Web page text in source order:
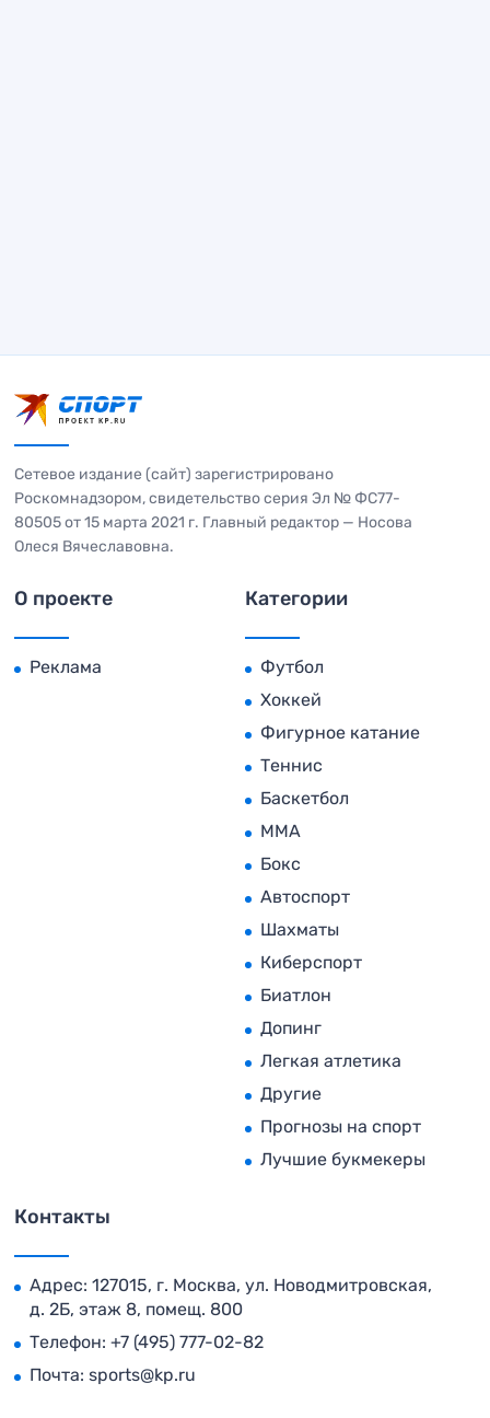
Сетевое издание (сайт) зарегистрировано
Роскомнадзором, свидетельство серия Эл № ФС77-
80505 от 15 марта 2021 г. Главный редактор — Носова
Олеся Вячеславовна.
О проекте
Реклама
Категории
Футбол
Хоккей
Фигурное катание
Теннис
Баскетбол
MMA
Бокс
Автоспорт
Шахматы
Киберспорт
Биатлон
Допинг
Легкая атлетика
Другие
Прогнозы на спорт
Лучшие букмекеры
Контакты
Адрес: 127015, г. Москва, ул. Новодмитровская,
д. 2Б, этаж 8, помещ. 800
Телефон: +7 (495) 777-02-82
Почта: sports@kp.ru